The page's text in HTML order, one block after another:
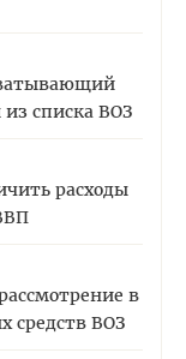
списка ВОЗ
расходы
в
средств ВОЗ